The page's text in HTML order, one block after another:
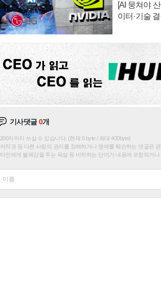
[AI 뭉쳐야
이터·기술
기사댓글0개
200자까지 쓰실 수 있습니다. (현재 0 byte / 최대 400byte)
저작권 등 다른 사람의 권리를 침해하거나 명예를 훼손하는 댓글은
타인에게 불쾌감을 주는 욕설 등 비하하는 단어가 내용에 포함되거